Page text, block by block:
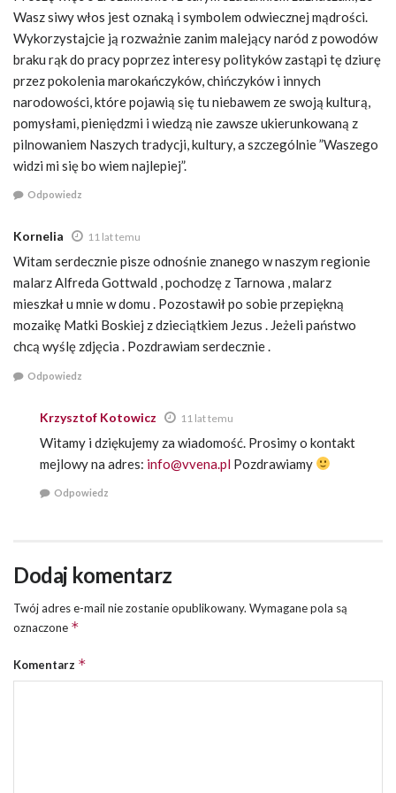
Wasz siwy włos jest oznaką i symbolem odwiecznej mądrości.
Wykorzystajcie ją rozważnie zanim malejący naród z powodów
braku rąk do pracy poprzez interesy polityków zastąpi tę dziurę
przez pokolenia marokańczyków, chińczyków i innych
narodowości, które pojawią się tu niebawem ze swoją kulturą,
pomysłami, pieniędzmi i wiedzą nie zawsze ukierunkowaną z
pilnowaniem Naszych tradycji, kultury, a szczególnie ”Waszego
widzi mi się bo wiem najlepiej”.
Odpowiedz
Kornelia 11 lat temu
Witam serdecznie pisze odnośnie znanego w naszym regionie
malarz Alfreda Gottwald , pochodzę z Tarnowa , malarz
mieszkał u mnie w domu . Pozostawił po sobie przepiękną
mozaikę Matki Boskiej z dzieciątkiem Jezus . Jeżeli państwo
chcą wyślę zdjęcia . Pozdrawiam serdecznie .
Odpowiedz
Krzysztof Kotowicz 11 lat temu
Witamy i dziękujemy za wiadomość. Prosimy o kontakt
mejlowy na adres: info@vvena.pl Pozdrawiamy
Odpowiedz
Dodaj komentarz
Twój adres e-mail nie zostanie opublikowany. Wymagane pola są
oznaczone *
Komentarz *